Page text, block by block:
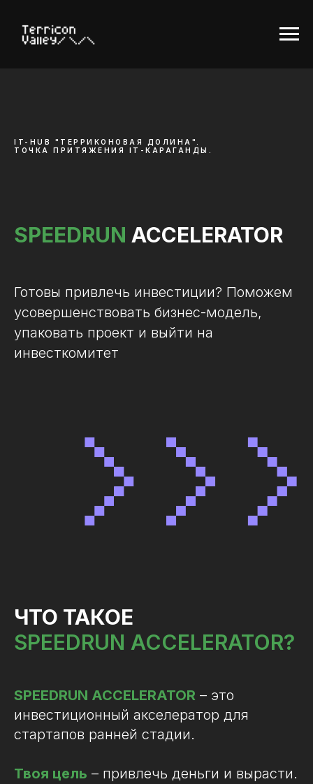
IT-HUB "ТЕРРИКОНОВАЯ ДОЛИНА".
ТОЧКА ПРИТЯЖЕНИЯ ІТ-КАРАГАНДЫ.
SPEEDRUN ACCELERATOR
Готовы привлечь инвестиции? Поможем
усовершенствовать бизнес-модель,
упаковать проект и выйти на
инвесткомитет
ЧТО ТАКОЕ
SPEEDRUN ACCELERATOR?
SPEEDRUN ACCELERATOR – это
инвестиционный акселератор для
стартапов ранней стадии.
Твоя цель – привлечь деньги и вырасти.